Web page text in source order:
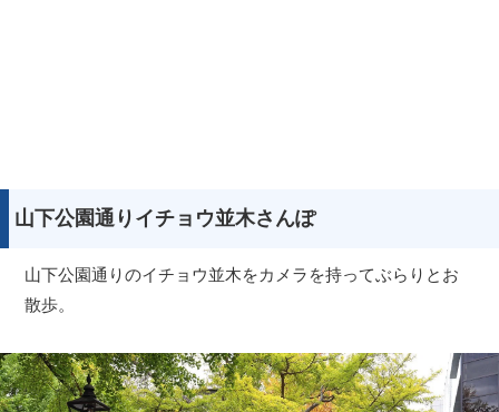
山下公園通りイチョウ並木さんぽ
山下公園通りのイチョウ並木をカメラを持ってぶらりとお
散歩。